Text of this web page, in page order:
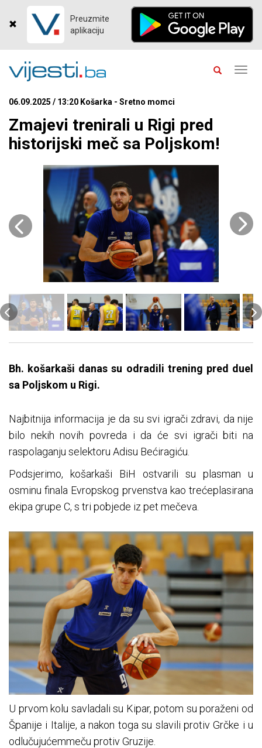
Preuzmite
aplikaciju
06.09.2025 / 13:20 Košarka - Sretno momci
Zmajevi trenirali u Rigi pred
historijski meč sa Poljskom!
Bh. košarkaši danas su odradili trening pred duel
sa Poljskom u Rigi.
Najbitnija informacija je da su svi igrači zdravi, da nije
bilo nekih novih povreda i da će svi igrači biti na
raspolaganju selektoru Adisu Bećiragiću
Podsjerimo, košarkaši BiH ostvarili su plasman u
osminu finala Evropskog prvenstva kao trećeplasirana
ekipa grupe C, s tri pobjede iz pet mečeva.
U prvom kolu savladali su Kipar, potom su poraženi od
Španije i Italije, a nakon toga su slavili protiv Grčke i u
odlučujućemmeču protiv Gruzije.